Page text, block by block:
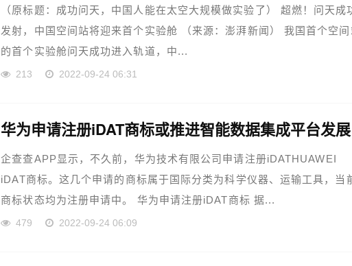
（原标题：成功问天，中国人能在太空大规模做实验了） 超燃！问天成
发射，中国空间站将迎来首个实验舱 （来源：澎湃新闻） 我国首个空间
的首个实验舱问天成功进入轨道，中...
213 2022-09-24 06:31
华为申请注册iDAT商标或推进智能数据集成平台发展
企查查APP显示，不久前，华为技术有限公司申请注册iDATHUAWEI
iDAT商标。这几个申请的商标属于国际分类为科学仪器、运输工具，当
商标状态均为注册申请中。 华为申请注册iDAT商标 据...
479 2022-09-24 06:09